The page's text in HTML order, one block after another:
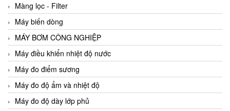
Màng lọc - Filter
Máy biến dòng
MÁY BƠM CÔNG NGHIỆP
Máy điều khiển nhiệt độ nước
Máy đo điểm sương
Máy đo độ ẩm và nhiệt độ
Máy đo độ dày lớp phủ